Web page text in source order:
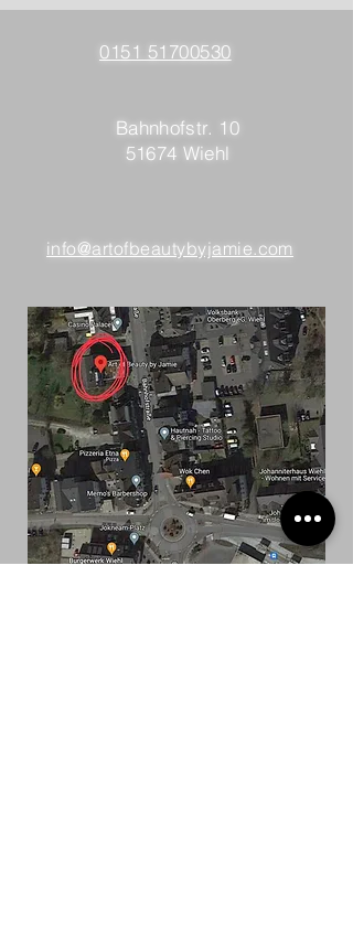
0151 51700530
Bahnhofstr. 10
51674 Wiehl
info@artofbeautybyjamie.com